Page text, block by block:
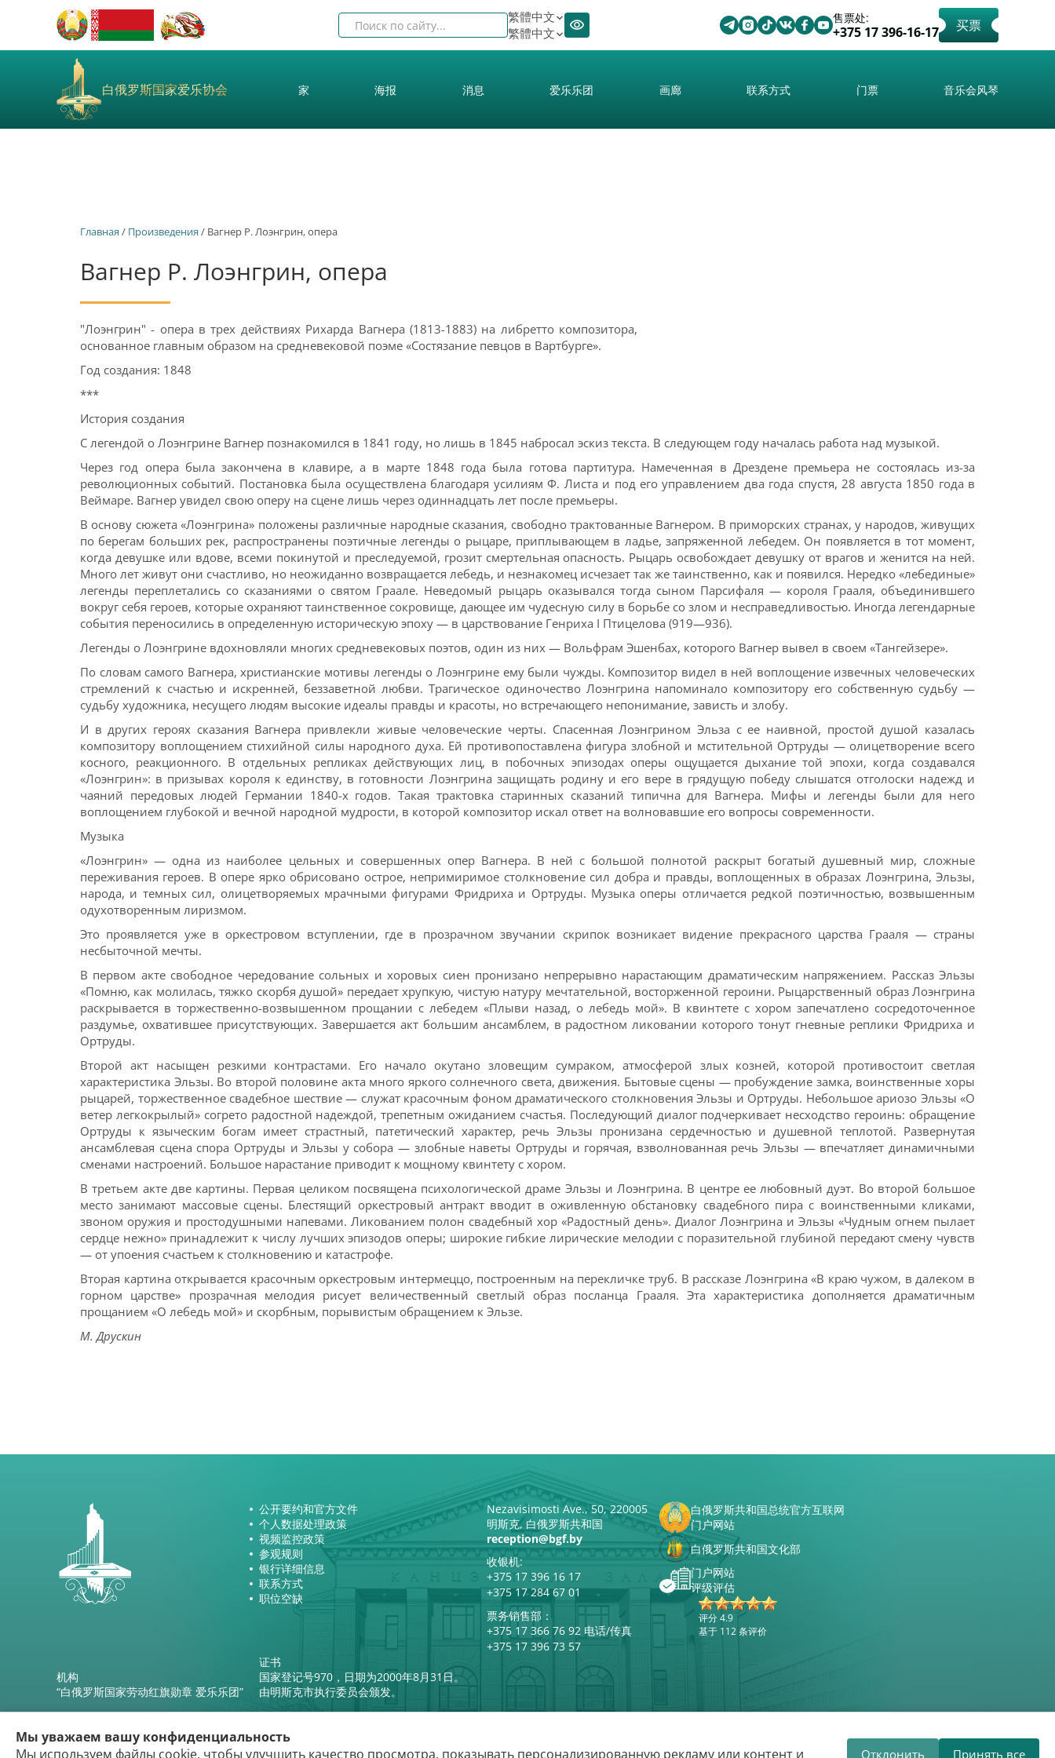
售票处:
+375 17 396-16-17 买票
繁體中文
繁體中文
白俄罗斯国家爱乐协会 家 海报 消息 爱乐乐团 画廊 联系方式 门票 音乐会风琴
Главная / Произведения / Вагнер Р. Лоэнгрин, опера
Вагнер Р. Лоэнгрин, опера
"Лоэнгрин" - опера в трех действиях Рихарда Вагнера (1813-1883) на либретто композитора,
основанное главным образом на средневековой поэме «Состязание певцов в Вартбурге».
Год создания: 1848
***
История создания
С легендой о Лоэнгрине Вагнер познакомился в 1841 году, но лишь в 1845 набросал эскиз текста. В следующем году началась работа над музыкой.
Через год опера была закончена в клавире, а в марте 1848 года была готова партитура. Намеченная в Дрездене премьера не состоялась из-за
революционных событий. Постановка была осуществлена благодаря усилиям Ф. Листа и под его управлением два года спустя, 28 августа 1850 года в
Веймаре. Вагнер увидел свою оперу на сцене лишь через одиннадцать лет после премьеры.
В основу сюжета «Лоэнгрина» положены различные народные сказания, свободно трактованные Вагнером. В приморских странах, у народов, живущих
по берегам больших рек, распространены поэтичные легенды о рыцаре, приплывающем в ладье, запряженной лебедем. Он появляется в тот момент,
когда девушке или вдове, всеми покинутой и преследуемой, грозит смертельная опасность. Рыцарь освобождает девушку от врагов и женится на ней.
Много лет живут они счастливо, но неожиданно возвращается лебедь, и незнакомец исчезает так же таинственно, как и появился. Нередко «лебединые»
легенды переплетались со сказаниями о святом Граале. Неведомый рыцарь оказывался тогда сыном Парсифаля — короля Грааля, объединившего
вокруг себя героев, которые охраняют таинственное сокровище, дающее им чудесную силу в борьбе со злом и несправедливостью. Иногда легендарные
события переносились в определенную историческую эпоху — в царствование Генриха I Птицелова (919—936).
Легенды о Лоэнгрине вдохновляли многих средневековых поэтов, один из них — Вольфрам Эшенбах, которого Вагнер вывел в своем «Тангейзере».
По словам самого Вагнера, христианские мотивы легенды о Лоэнгрине ему были чужды. Композитор видел в ней воплощение извечных человеческих
стремлений к счастью и искренней, беззаветной любви. Трагическое одиночество Лоэнгрина напоминало композитору его собственную судьбу —
судьбу художника, несущего людям высокие идеалы правды и красоты, но встречающего непонимание, зависть и злобу.
И в других героях сказания Вагнера привлекли живые человеческие черты. Спасенная Лоэнгрином Эльза с ее наивной, простой душой казалась
композитору воплощением стихийной силы народного духа. Ей противопоставлена фигура злобной и мстительной Ортруды — олицетворение всего
косного, реакционного. В отдельных репликах действующих лиц, в побочных эпизодах оперы ощущается дыхание той эпохи, когда создавался
«Лоэнгрин»: в призывах короля к единству, в готовности Лоэнгрина защищать родину и его вере в грядущую победу слышатся отголоски надежд и
чаяний передовых людей Германии 1840-х годов. Такая трактовка старинных сказаний типична для Вагнера. Мифы и легенды были для него
воплощением глубокой и вечной народной мудрости, в которой композитор искал ответ на волновавшие его вопросы современности.
Музыка
«Лоэнгрин» — одна из наиболее цельных и совершенных опер Вагнера. В ней с большой полнотой раскрыт богатый душевный мир, сложные
переживания героев. В опере ярко обрисовано острое, непримиримое столкновение сил добра и правды, воплощенных в образах Лоэнгрина, Эльзы,
народа, и темных сил, олицетворяемых мрачными фигурами Фридриха и Ортруды. Музыка оперы отличается редкой поэтичностью, возвышенным
одухотворенным лиризмом.
Это проявляется уже в оркестровом вступлении, где в прозрачном звучании скрипок возникает видение прекрасного царства Грааля — страны
несбыточной мечты.
В первом акте свободное чередование сольных и хоровых сиен пронизано непрерывно нарастающим драматическим напряжением. Рассказ Эльзы
«Помню, как молилась, тяжко скорбя душой» передает хрупкую, чистую натуру мечтательной, восторженной героини. Рыцарственный образ Лоэнгрина
раскрывается в торжественно-возвышенном прощании с лебедем «Плыви назад, о лебедь мой». В квинтете с хором запечатлено сосредоточенное
раздумье, охватившее присутствующих. Завершается акт большим ансамблем, в радостном ликовании которого тонут гневные реплики Фридриха и
Ортруды.
Второй акт насыщен резкими контрастами. Его начало окутано зловещим сумраком, атмосферой злых козней, которой противостоит светлая
характеристика Эльзы. Во второй половине акта много яркого солнечного света, движения. Бытовые сцены — пробуждение замка, воинственные хоры
рыцарей, торжественное свадебное шествие — служат красочным фоном драматического столкновения Эльзы и Ортруды. Небольшое ариозо Эльзы «О
ветер легкокрылый» согрето радостной надеждой, трепетным ожиданием счастья. Последующий диалог подчеркивает несходство героинь: обращение
Ортруды к языческим богам имеет страстный, патетический характер, речь Эльзы пронизана сердечностью и душевной теплотой. Развернутая
ансамблевая сцена спора Ортруды и Эльзы у собора — злобные наветы Ортруды и горячая, взволнованная речь Эльзы — впечатляет динамичными
сменами настроений. Большое нарастание приводит к мощному квинтету с хором.
В третьем акте две картины. Первая целиком посвящена психологической драме Эльзы и Лоэнгрина. В центре ее любовный дуэт. Во второй большое
место занимают массовые сцены. Блестящий оркестровый антракт вводит в оживленную обстановку свадебного пира с воинственными кликами,
звоном оружия и простодушными напевами. Ликованием полон свадебный хор «Радостный день». Диалог Лоэнгрина и Эльзы «Чудным огнем пылает
сердце нежно» принадлежит к числу лучших эпизодов оперы; широкие гибкие лирические мелодии с поразительной глубиной передают смену чувств
— от упоения счастьем к столкновению и катастрофе.
Вторая картина открывается красочным оркестровым интермеццо, построенным на перекличке труб. В рассказе Лоэнгрина «В краю чужом, в далеком в
горном царстве» прозрачная мелодия рисует величественный светлый образ посланца Грааля. Эта характеристика дополняется драматичным
прощанием «О лебедь мой» и скорбным, порывистым обращением к Эльзе.
М. Друскин
机构
“白俄罗斯国家劳动红旗勋章 爱乐乐团”
公开要约和官方文件
个人数据处理政策
视频监控政策
参观规则
银行详细信息
联系方式
职位空缺
Nezavisimosti Ave., 50, 220005
明斯克, 白俄罗斯共和国
reception@bgf.by
收银机:
+375 17 396 16 17
+375 17 284 67 01
票务销售部：
+375 17 366 76 92 电话/传真
+375 17 396 73 57
证书
国家登记号970，日期为2000年8月31日。
由明斯克市执行委员会颁发。
白俄罗斯共和国总统官方互联网
门户网站
白俄罗斯共和国文化部
门户网站
评级评估
评分 4.9
基于 112 条评价
Мы уважаем вашу конфиденциальность
Мы используем файлы cookie, чтобы улучшить качество просмотра, показывать персонализированную рекламу или контент и
Отклонить Принять все